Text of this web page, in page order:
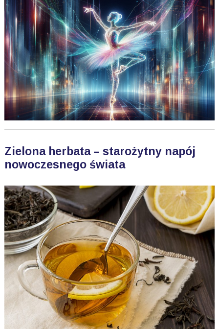
Zielona herbata – starożytny napój
nowoczesnego świata